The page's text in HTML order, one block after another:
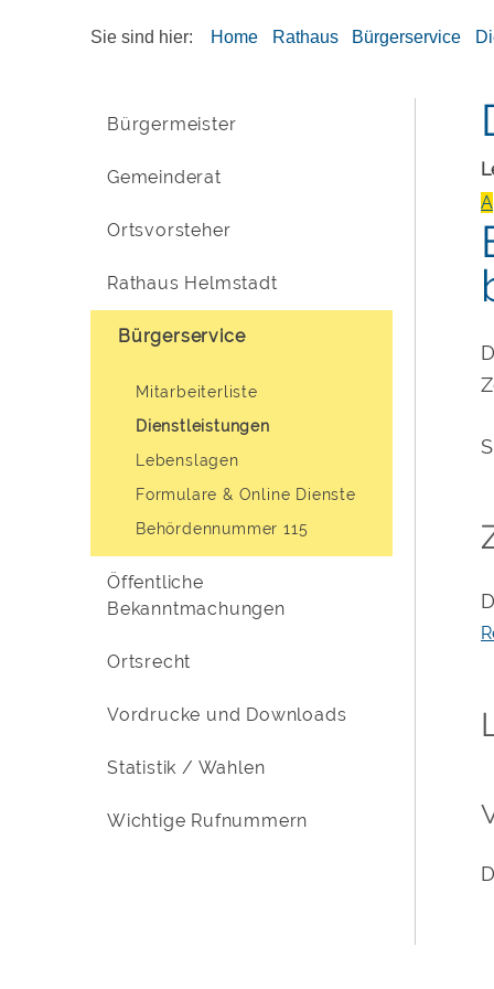
Sie sind hier: Home Rathaus Bürgerservice
Bürgermeister
Gemeinderat
Ortsvorsteher
Rathaus Helmstadt
Bürgerservice
Mitarbeiterliste
Dienstleistungen
Lebenslagen
Formulare & Online Dienste
Behördennummer 115
Öffentliche
Bekanntmachungen
Ortsrecht
Vordrucke und Downloads
Statistik / Wahlen
Wichtige Rufnummern
A